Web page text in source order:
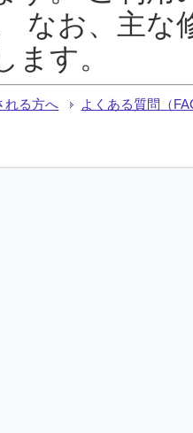
なお、主な
ます。
れる方へ よくある質問（